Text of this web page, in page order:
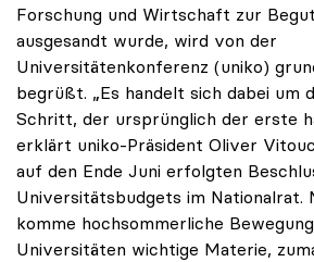
Forschung und Wirtschaft zur
ausgesandt wurde, wird von der
Universitätenkonferenz (uniko)
begrüßt. „Es handelt sich dabei um
Schritt, der ursprünglich der erste
erklärt uniko-Präsident Oliver
auf den Ende Juni erfolgten
Universitätsbudgets im Nationalrat.
komme hochsommerliche
Universitäten wichtige Materie,